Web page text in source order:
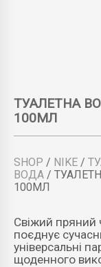
ТУАЛЕТНА
100МЛ
SHOP / NIKE /
ВОДА /
100МЛ
Свіжий пряний
поєднує
універсальні
щоденного